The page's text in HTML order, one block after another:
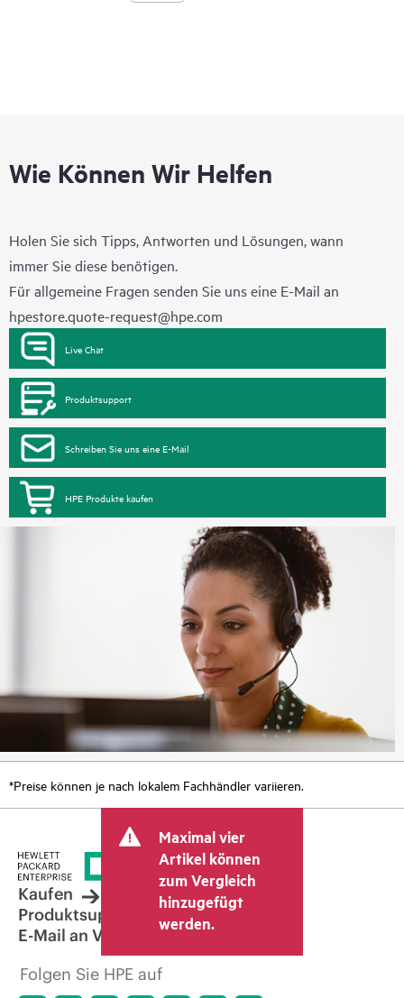
Wie Können Wir Helfen
Holen Sie sich Tipps, Antworten und Lösungen, wann
immer Sie diese benötigen.
Für allgemeine Fragen senden Sie uns eine E-Mail an
hpestore.quote-request@hpe.com
Live Chat
Produktsupport
Schreiben Sie uns eine E-Mail
HPE Produkte kaufen
*Preise können je nach lokalem Fachhändler variieren.
Maximal vier
Artikel können
zum Vergleich
hinzugefügt
werden.
Kaufen
Produktsupport
E-Mail an Vertrieb
Folgen Sie HPE auf